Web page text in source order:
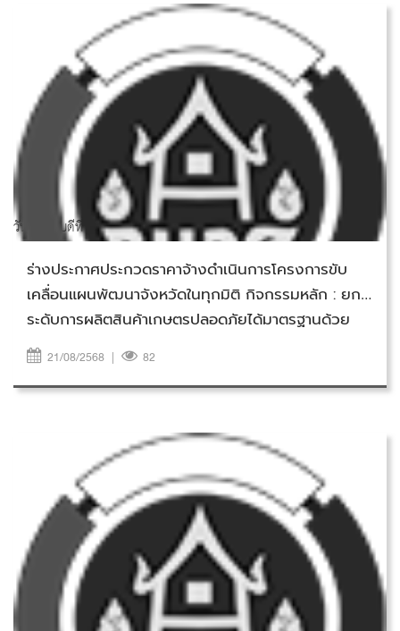
วันพฤหัสบดีที่ 21 สิงหาคม 2568
ร่างประกาศประกวดราคาจ้างดำเนินการโครงการขับ
เคลื่อนแผนพัฒนาจังหวัดในทุกมิติ กิจกรรมหลัก : ยก
ระดับการผลิตสินค้าเกษตรปลอดภัยได้มาตรฐานด้วย
แนวทาง BCG Model แบบบูรณาการสู่เศรษฐกิจ
ฐานราก กิจกรรม : ยกระดับการผลิตสินค้าเกษตร
ปลอดภัยได้มาตรฐาน ด้านพืช ประมง ปศุสัตว์ ด้วย
จัดแสดงและจำหน่ายสินค้าบ่งชี้ทางภูมิศาสตร์ (GI)
จังหวัดสมุทรปราการ ด้วยวิธีประกวดราคา
อิเล็กทรอนิกส์ (e-bidding)
21/08/2568 | 82